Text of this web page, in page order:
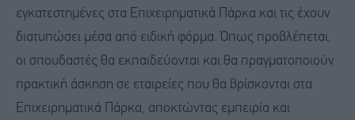
εγκατεστημένες στα Επιχειρηματικά Πάρκα και τις έχουν
διατυπώσει μέσα από ειδική φόρμα. Όπως προβλέπεται,
οι σπουδαστές θα εκπαιδεύονται και θα πραγματοποιούν
πρακτική άσκηση σε εταιρείες που θα βρίσκονται στα
Επιχειρηματικά Πάρκα, αποκτώντας εμπειρία και